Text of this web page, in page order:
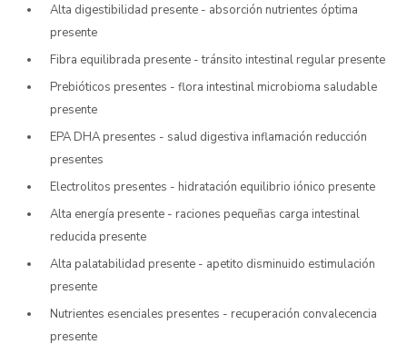
Alta digestibilidad presente - absorción nutrientes óptima
presente
Fibra equilibrada presente - tránsito intestinal regular presente
Prebióticos presentes - flora intestinal microbioma saludable
presente
EPA DHA presentes - salud digestiva inflamación reducción
presentes
Electrolitos presentes - hidratación equilibrio iónico presente
Alta energía presente - raciones pequeñas carga intestinal
reducida presente
Alta palatabilidad presente - apetito disminuido estimulación
presente
Nutrientes esenciales presentes - recuperación convalecencia
presente